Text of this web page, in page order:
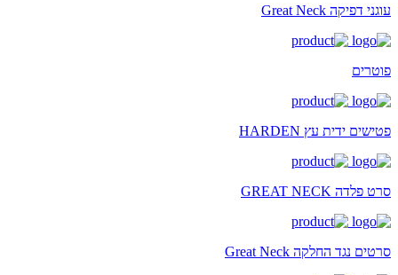
עוגני דפיקה Great Neck
פוטרים
פטישים ידית עץ HARDEN
סרט פלדה GREAT NECK
סרטים נגד החלקה Great Neck